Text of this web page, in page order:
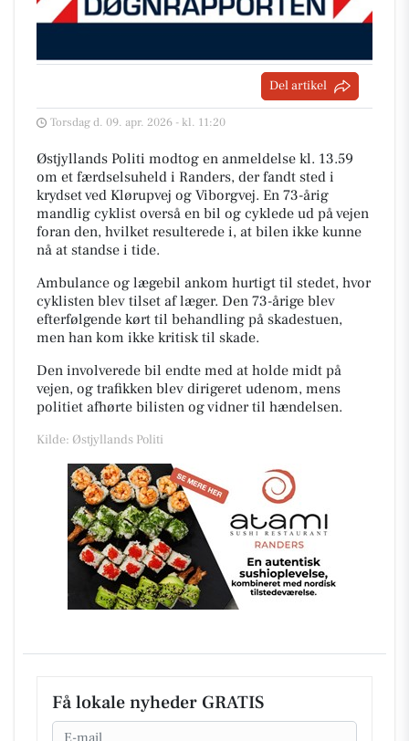
Del artikel
Torsdag d. 09. apr. 2026 - kl. 11:20
Østjyllands Politi modtog en anmeldelse kl. 13.59
om et færdselsuheld i Randers, der fandt sted i
krydset ved Klørupvej og Viborgvej. En 73-årig
mandlig cyklist overså en bil og cyklede ud på vejen
foran den, hvilket resulterede i, at bilen ikke kunne
nå at standse i tide.
Ambulance og lægebil ankom hurtigt til stedet, hvor
cyklisten blev tilset af læger. Den 73-årige blev
efterfølgende kørt til behandling på skadestuen,
men han kom ikke kritisk til skade.
Den involverede bil endte med at holde midt på
vejen, og trafikken blev dirigeret udenom, mens
politiet afhørte bilisten og vidner til hændelsen.
Kilde: Østjyllands Politi
Få lokale nyheder GRATIS
Email